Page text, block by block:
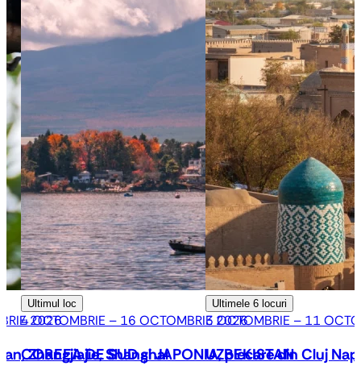
2026
Zhangjiajie, Shanghai
Ultimul loc
4 OCTOMBRIE – 16 OCTOMBRIE 2026
COREEA DE SUD și JAPONIA, plecare din Cluj
Ultimele 6 locuri
3 OCTOMBRIE – 11
UZBEKISTAN